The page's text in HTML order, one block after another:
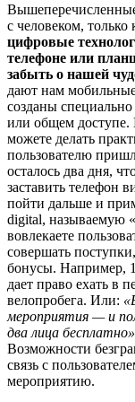
с человеком,
цифровые
телефоне или
забыть о нашей
дают нам
созданы
или общем
можете делать
пользователю
осталось два дня,
заставить телефон
пойти дальше и
digital, называемую
вовлекаете
совершать
бонусы. Например,
дает право ехать в
велопробега. Или:
мероприятия — и
два лица бесплатно»
Возможности
связь с
мероприятию.